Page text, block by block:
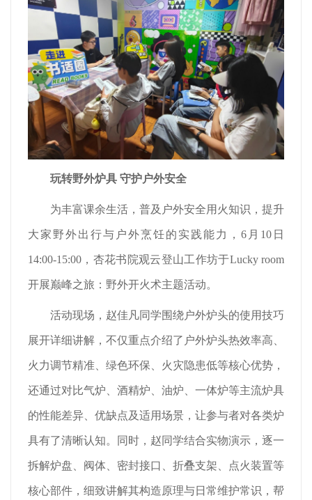
玩转野外炉具 守护户外安全
为丰富课余生活，普及户外安全用火知识，提升
大家野外出行与户外烹饪的实践能力，6月10日
14:00-15:00，杏花书院观云登山工作坊于Lucky room
开展巅峰之旅：野外开火术主题活动。
活动现场，赵佳凡同学围绕户外炉头的使用技巧
展开详细讲解，不仅重点介绍了户外炉头热效率高、
火力调节精准、绿色环保、火灾隐患低等核心优势，
还通过对比气炉、酒精炉、油炉、一体炉等主流炉具
的性能差异、优缺点及适用场景，让参与者对各类炉
具有了清晰认知。同时，赵同学结合实物演示，逐一
拆解炉盘、阀体、密封接口、折叠支架、点火装置等
核心部件，细致讲解其构造原理与日常维护常识，帮